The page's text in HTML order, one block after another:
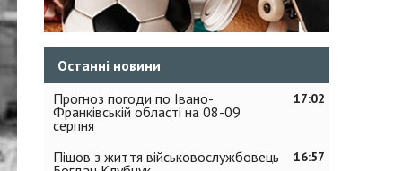
Останні новини
17:02
Прогноз погоди по Івано-
Франківській області на 08-09
серпня
16:57
Пішов з життя військовослужбовець